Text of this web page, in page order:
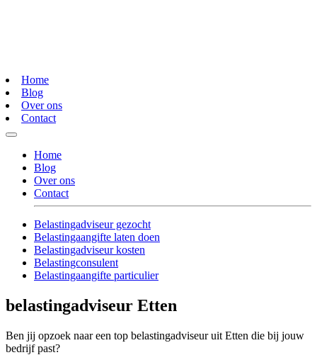
Home
Blog
Over ons
Contact
Home
Blog
Over ons
Contact
Belastingadviseur gezocht
Belastingaangifte laten doen
Belastingadviseur kosten
Belastingconsulent
Belastingaangifte particulier
belastingadviseur Etten
Ben jij opzoek naar een top belastingadviseur uit Etten die bij jouw
bedrijf past?